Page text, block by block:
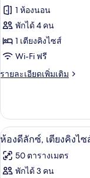
(King)
ของ
Four
Seasons,
ห้อง
เอ็ก
ทีฟ
สวีท,
1
ห้อง
1 ห้องนอน
พักได้ 4 คน
1 เตียงคิงไซส์
Wi-Fi ฟรี
รายละเอียดเพิ่มเติม
ราย
เกี่ยว
กับ
Four
ห้อง
เอ็ก
เปิด
ภาพถ่าย
ทั้งหมด
5
ห้องดีลักซ์, เตียงคิงไซ
50 ตารางเมตร
พักได้ 3 คน